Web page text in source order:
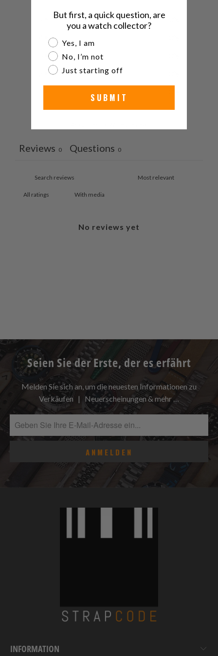
Reviews 0 Questions 0
With media
No reviews yet
Seien Sie der Erste, der es erfährt
Melden Sie sich an, um die neuesten Informationen zu
Verkäufen | Neuerscheinungen & mehr …
INFORMATION
But first, a quick question, are
you a watch collector?
Are you a watch collector?
Yes, I am
No, I’m not
Just starting off
SUBMIT